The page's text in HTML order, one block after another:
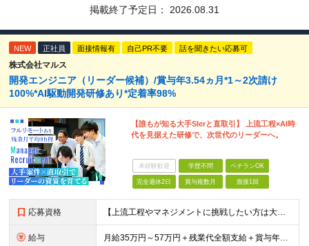
掲載終了予定日： 2026.08.31
NEW 正社員 面接情報有 自己PR不要 話を聞きたい応募可
株式会社マルス
開発エンジニア（リーダー候補）/賞与年3.54ヵ月*1～2次請け
100%*AI駆動開発研修あり*定着率98%
【誰もが知る大手SIerと直取引】 上流工程×AI時
代を見据えた研修で、次世代のリーダーへ。
未経験歓迎 学歴不問 ベテランOK
完全週休2日 賞与複数月 面接1回
応募資格 【上流工程やマネジメントに挑戦したい方は大歓迎です！】 ★開発エンジニアとしての実務経験をお持ちの方 ★上記に加え、下記いずれかに該当する方 ・チームのリーダー／サブリーダーの経験をお持ちの方 ・教育
給与 月給35万円～57万円＋残業代全額支給＋賞与年3.45ヵ月(リーダー経験者) 月給32万円～43万円＋残業代全額支給＋賞与年3.45ヵ月(実務経験者) 入社時想定年収： 490万円～798万円(リー